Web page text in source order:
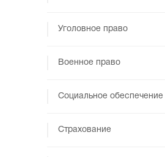
Уголовное право
Военное право
Социальное обеспечение
Страхование